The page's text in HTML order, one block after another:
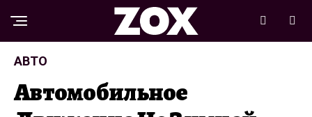
АВТО
Автомобильное